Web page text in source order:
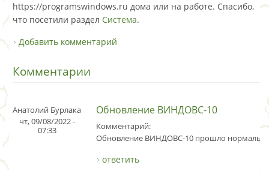
https://programswindows.ru дома или на работе. Спасибо,
что посетили раздел Система.
Добавить комментарий
Комментарии
Анатолий Бурлака
чт, 09/08/2022 -
07:33
Обновление ВИНДОВС-10
Комментарий:
Обновление ВИНДОВС-10 прошло
ответить